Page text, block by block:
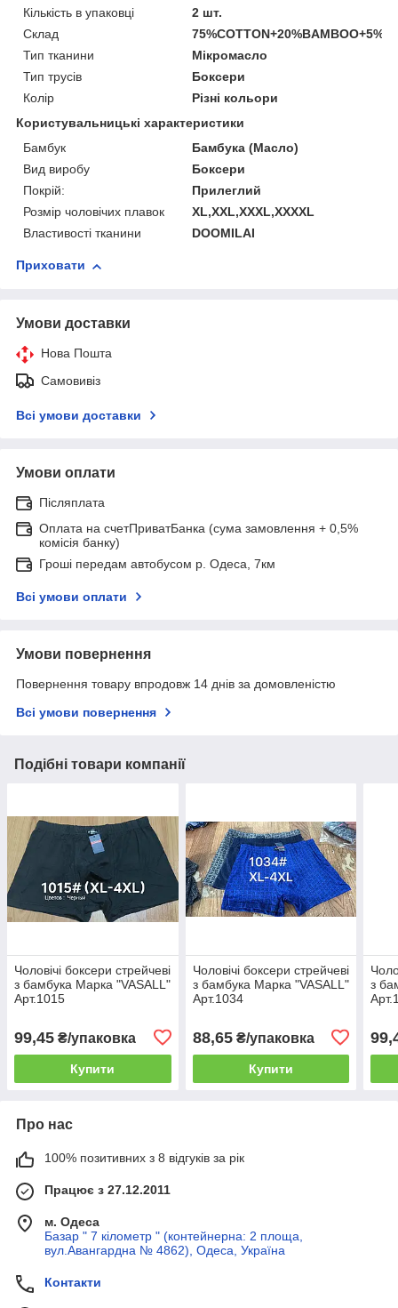
Кількість в упаковці
2 шт.
Склад
Тип тканини
Мікромасло
Тип трусів
Боксери
Колір
Різні кольори
Користувальницькі характеристики
Бамбук
Бамбука (Масло)
Вид виробу
Боксери
Покрій:
Прилеглий
Розмір чоловічих плавок
XL,XXL,XXXL,XXXXL
Властивості тканини
DOOMILAI
Приховати
Умови доставки
Нова Пошта
Самовивіз
Всі умови доставки
Умови оплати
Післяплата
Оплата на счетПриватБанка (сума замовлення + 0,5%
комісія банку)
Гроші передам автобусом р. Одеса, 7км
Всі умови оплати
Умови повернення
Повернення товару впродовж 14 днів за домовленістю
Всі умови повернення
Подібні товари компанії
Чоловічі боксери стрейчеві
з бамбука Марка "VASALL"
Арт.1015
99,45 ₴/упаковка
Купити
Чоловічі боксери стрейчеві
з бамбука Марка "VASALL"
Арт.1034
88,65₴/упаковка
Купити
з
Про нас
100% позитивних з 8 відгуків за рік
Працює з 27.12.2011
м. Одеса
Базар " 7 кілометр " (контейнерна: 2 площа,
вул.Авангардна № 4862), Одеса, Україна
Контакти